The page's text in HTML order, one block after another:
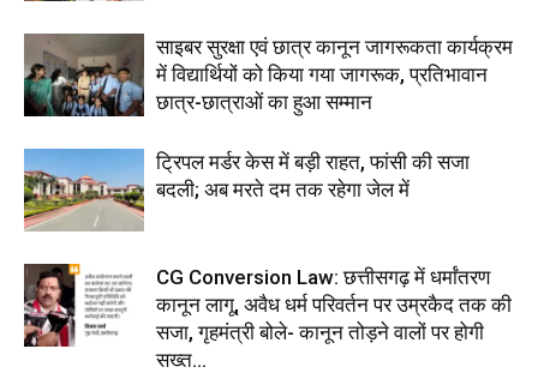
साइबर सुरक्षा एवं छात्र कानून जागरूकता कार्यक्रम
में विद्यार्थियों को किया गया जागरूक, प्रतिभावान
छात्र-छात्राओं का हुआ सम्मान
ट्रिपल मर्डर केस में बड़ी राहत, फांसी की सजा
बदली; अब मरते दम तक रहेगा जेल में
CG Conversion Law: छत्तीसगढ़ में धर्मांतरण
कानून लागू, अवैध धर्म परिवर्तन पर उम्रकैद तक की
सजा, गृहमंत्री बोले- कानून तोड़ने वालों पर होगी
सख्त...